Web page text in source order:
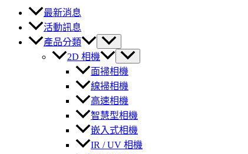
最新消息
活動訊息
產品分類
2D 相機
面掃相機
線掃相機
高速相機
智慧型相機
嵌入式相機
IR / UV 相機